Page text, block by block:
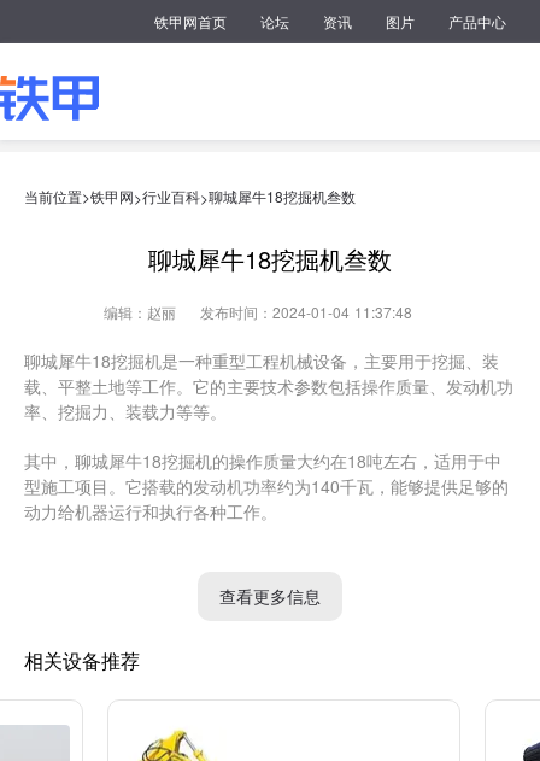
铁甲网首页 论坛 资讯 图片 产品中心
当前位置>铁甲网>行业百科>聊城犀牛18挖掘机叁数
聊城犀牛18挖掘机叁数
编辑：赵丽 发布时间：2024-01-04 11:37:48
聊城犀牛18挖掘机是一种重型工程机械设备，主要用于挖掘、装
载、平整土地等工作。它的主要技术参数包括操作质量、发动机功
率、挖掘力、装载力等等。
其中，聊城犀牛18挖掘机的操作质量大约在18吨左右，适用于中
型施工项目。它搭载的发动机功率约为140千瓦，能够提供足够的
动力给机器运行和执行各种工作。
掘机的挖掘力大约在130千牛左右，可以用于挖掘各种硬土和一般
岩石。装载力大约在75千牛左右，可以完成一些中小型装载作业。
除了基本技术参数外，聊城犀牛18挖掘机还具有一些其他特点，比
种工作装置，如深形铲、抓木夹、破碎锤等，以适应不同的施工需
查看更多信息
相关设备推荐